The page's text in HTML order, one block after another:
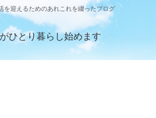
を迎えるためのあれこれを綴ったブログ
ひとり暮らし始めます